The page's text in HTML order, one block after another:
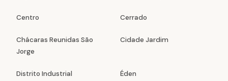
Centro Cerrado
Chácaras Reunidas São
Jorge
Cidade Jardim
Distrito Industrial Éden